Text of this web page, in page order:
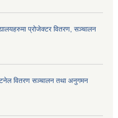
प्रोजेक्टर वितरण, सञ्चालन
टनेल वितरण सञ्चालन तथा अनुगमन